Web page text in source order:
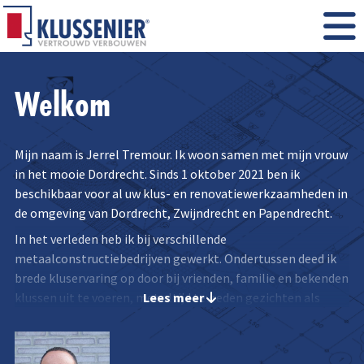
Welkom
Mijn naam is Jerrel Tremour. Ik woon samen met mijn vrouw
in het mooie Dordrecht. Sinds 1 oktober 2021 ben ik
beschikbaar voor al uw klus- en renovatiewerkzaamheden in
de omgeving van Dordrecht, Zwijndrecht en Papendrecht.
In het verleden heb ik bij verschillende
metaalconstructiebedrijven gewerkt. Ondertussen deed ik
brede kluservaring op door bij vrienden, familie en bekenden
klussen uit te voeren, met altijd tevreden gezichten als
resultaat. Daarnaast liep ik al jaren met het idee om voor
mijzelf te beginnen. Nu heb ik de stap eindelijk gezet. Na
contact te hebben gelegd met verschillende Klusseniers
Lees meer